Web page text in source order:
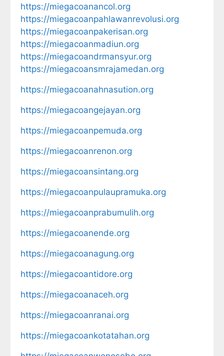
https://miegacoanancol.org
https://miegacoanpahlawanrevolusi.org
https://miegacoanpakerisan.org
https://miegacoanmadiun.org
https://miegacoandrmansyur.org
https://miegacoansmrajamedan.org
https://miegacoanahnasution.org
https://miegacoangejayan.org
https://miegacoanpemuda.org
https://miegacoanrenon.org
https://miegacoansintang.org
https://miegacoanpulaupramuka.org
https://miegacoanprabumulih.org
https://miegacoanende.org
https://miegacoanagung.org
https://miegacoantidore.org
https://miegacoanaceh.org
https://miegacoanranai.org
https://miegacoankotatahan.org